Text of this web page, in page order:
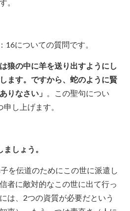
。
： 16についての質問です。
狼の中に羊を送り出すようにし
ます。ですから、蛇のように賢
りなさい」 。この聖句につい
申し上げます。
しょう。
を伝道のためにこの世に派遣し
者に敵対的なこの世に出て行っ
は、2つの資質が必要だという